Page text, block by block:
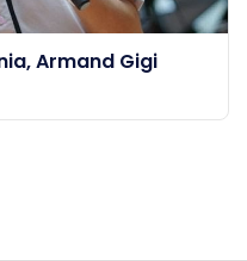
Armand Gigi